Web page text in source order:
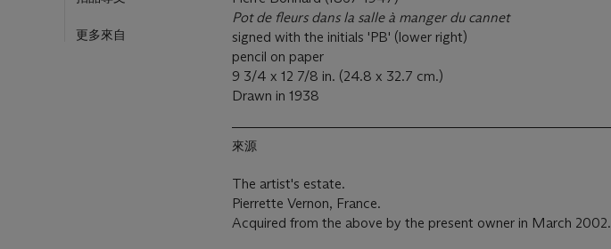
更多來自
Pot de fleursdans la salle à manger du cannet
signed with the initials 'PB' (lower right)
pencil on paper
9 3/4 x 12 7/8 in. (24.8 x 32.7 cm.)
Drawn in 1938
來源
The artist's estate.
Pierrette Vernon, France.
Acquired from the above by the present owner in March 2002.